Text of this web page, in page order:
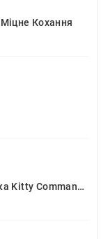
Кохання
Камуфляжна Футболка Kitty Commander